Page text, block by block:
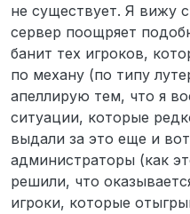
не существует. Я вижу
сервер поощряет
банит тех игроков,
по механу (по типу
апеллирую тем, что я
ситуации, которые
выдали за это еще и
администраторы (как
решили, что
игроки, которые